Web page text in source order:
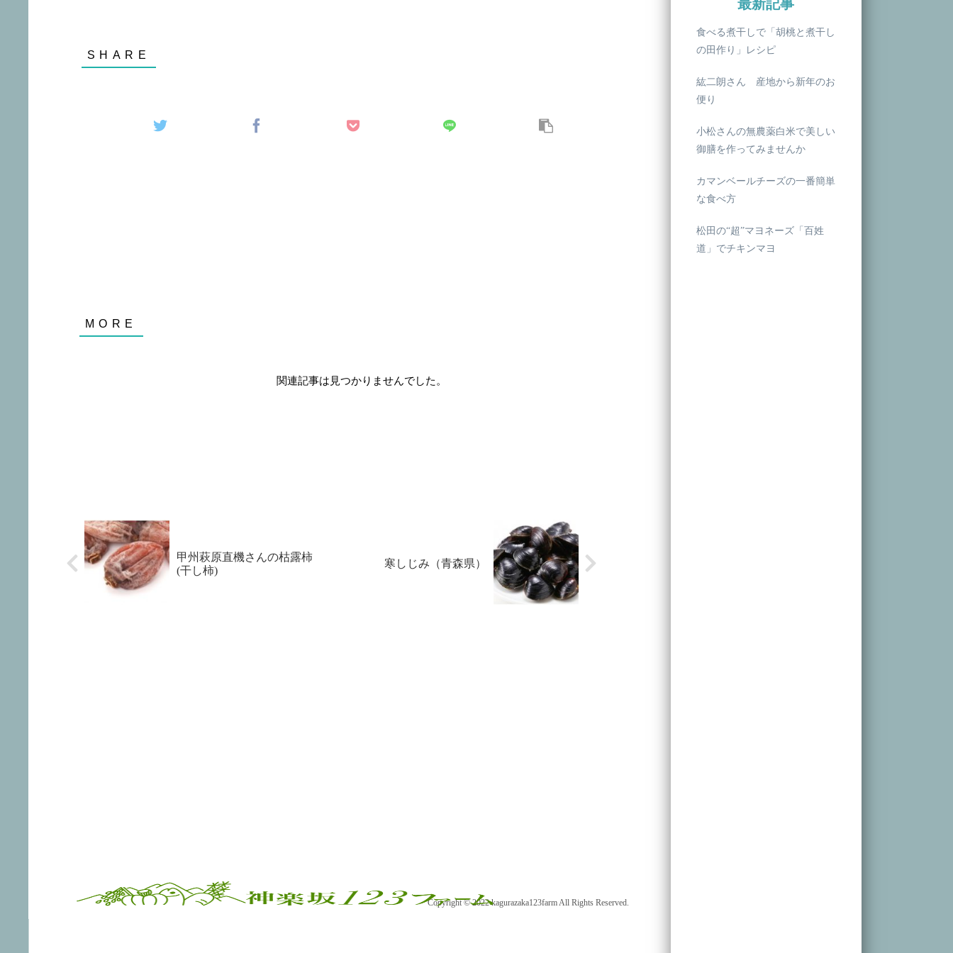
関連記事は見つかりませんでした。
甲州萩原直機さんの枯露柿
(干し柿)
寒しじみ（青森県）
最新記事
食べる煮干しで「胡桃と煮干し
の田作り」レシピ
紘二朗さん 産地から新年のお
便り
小松さんの無農薬白米で美しい
御膳を作ってみませんか
カマンベールチーズの一番簡単
な食べ方
松田の“超”マヨネーズ「百姓
道」でチキンマヨ
Copyright © 2022 kagurazaka123farm All Rights Reserved.